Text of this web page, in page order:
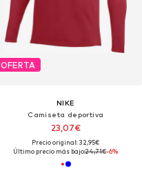
OFERTA
NIKE
Camiseta deportiva
23,07€
Precio original: 32,95€
Último precio más bajo:24,71€-6%